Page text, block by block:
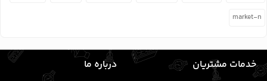
market-n
خدمات مشتریان
درباره ما